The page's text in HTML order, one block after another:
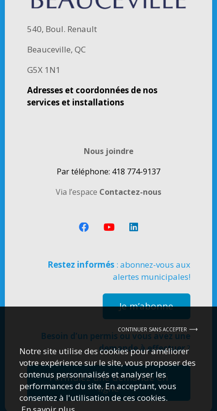
CONTINUER SANS ACCEPTER
Notre site utilise des cookies pour améliorer
votre expérience sur le site, vous proposer des
contenus personnalisés et analyser les
performances du site. En acceptant, vous
consentez à l'utilisation de ces cookies.
540, Boul. Renault
Beauceville, QC
G5X 1N1
Adresses et coordonnées de nos
services et installations
Nous joindre
Par téléphone: 418 774-9137
Via l’espace Contactez-nous
Restez informés: abonnez-vous aux
alertes municipales!
Je m’abonne
Besoin d’un permis ou vous avez une
demande à effectuer?
Formulez une demande en
ligne